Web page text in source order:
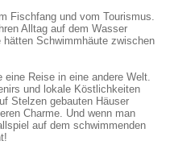
Fischfang und vom Tourismus.
Alltag auf dem Wasser
Schwimmhäute zwischen
Reise in eine andere Welt.
und lokale Köstlichkeiten
Stelzen gebauten Häuser
Charme. Und wenn man
auf dem schwimmenden